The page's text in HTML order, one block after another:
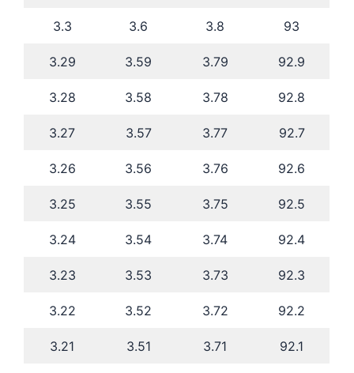
3.3 3.6 3.8 93
3.29 3.59 3.79 92.9
3.28 3.58 3.78 92.8
3.27 3.57 3.77 92.7
3.26 3.56 3.76 92.6
3.25 3.55 3.75 92.5
3.24 3.54 3.74 92.4
3.23 3.53 3.73 92.3
3.22 3.52 3.72 92.2
3.21 3.51 3.71 92.1